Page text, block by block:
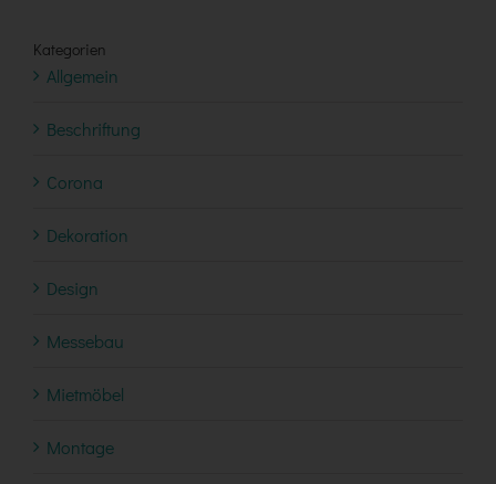
Kategorien
Allgemein
Beschriftung
Corona
Dekoration
Design
Messebau
Mietmöbel
Montage